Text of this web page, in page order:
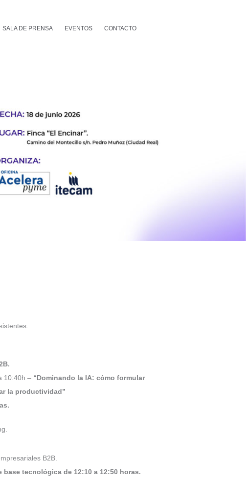
SALA DE PRENSA EVENTOS CONTACTO
10:40h – “Dominando la IA: cómo formular
la productividad”
B2B.
tecnológica de 12:10 a 12:50 horas.